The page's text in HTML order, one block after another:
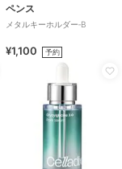
ペンス
メタルキーホルダー‐B
¥1,100 予約